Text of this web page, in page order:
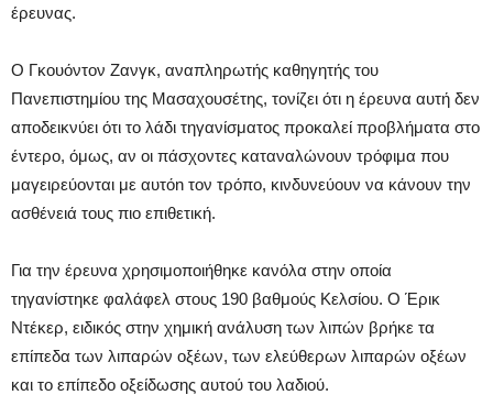
έρευνας.
Ο Γκουόντον Ζανγκ, αναπληρωτής καθηγητής του
Πανεπιστημίου της Μασαχουσέτης, τονίζει ότι η έρευνα αυτή δεν
αποδεικνύει ότι το λάδι τηγανίσματος προκαλεί προβλήματα στο
έντερο, όμως, αν οι πάσχοντες καταναλώνουν τρόφιμα που
μαγειρεύονται με αυτόn τον τρόπο, κινδυνεύουν να κάνουν την
ασθένειά τους πιο επιθετική.
Για την έρευνα χρησιμοποιήθηκε κανόλα στην οποία
τηγανίστηκε φαλάφελ στους 190 βαθμούς Κελσίου. Ο Έρικ
Ντέκερ, ειδικός στην χημική ανάλυση των λιπών βρήκε τα
επίπεδα των λιπαρών οξέων, των ελεύθερων λιπαρών οξέων
και το επίπεδο οξείδωσης αυτού του λαδιού.